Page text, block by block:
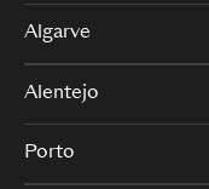
Algarve
Alentejo
Porto